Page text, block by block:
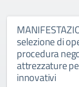
selezione di
procedura
attrezzature
innovativi